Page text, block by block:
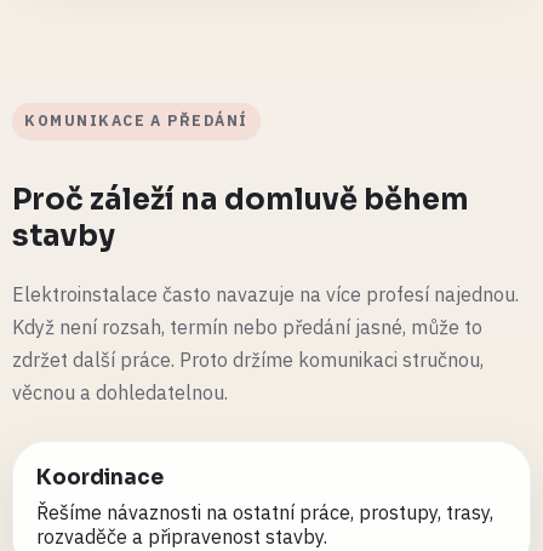
KOMUNIKACE A PŘEDÁNÍ
Proč záleží na domluvě během
stavby
Elektroinstalace často navazuje na více profesí najednou.
Když není rozsah, termín nebo předání jasné, může to
zdržet další práce. Proto držíme komunikaci stručnou,
věcnou a dohledatelnou.
Koordinace
Řešíme návaznosti na ostatní práce, prostupy, trasy,
rozvaděče a připravenost stavby.